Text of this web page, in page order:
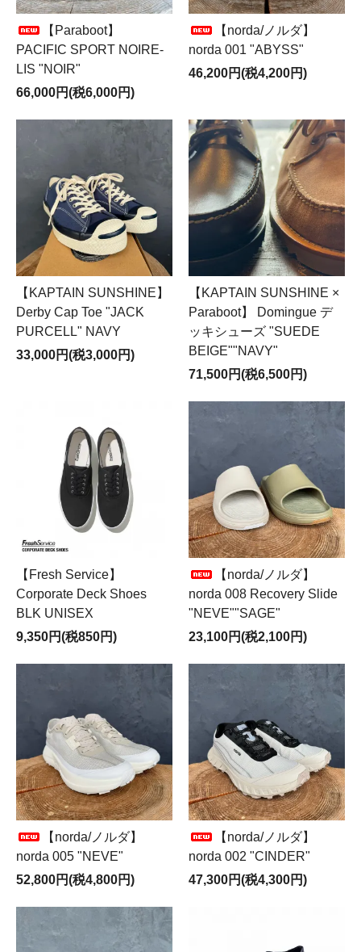
【Paraboot】
PACIFIC SPORT NOIRE-
LIS "NOIR"
66,000円(税6,000円)
【norda/ノルダ】
norda 001 "ABYSS"
46,200円(税4,200円)
【KAPTAIN SUNSHINE】
Derby Cap Toe "JACK
PURCELL" NAVY
33,000円(税3,000円)
【KAPTAIN SUNSHINE ×
Paraboot】 Domingue デ
ッキシューズ "SUEDE
BEIGE""NAVY"
71,500円(税6,500円)
【Fresh Service】
Corporate Deck Shoes
BLK UNISEX
9,350円(税850円)
【norda/ノルダ】
norda 008 Recovery Slide
"NEVE""SAGE"
23,100円(税2,100円)
【norda/ノルダ】
norda 005 "NEVE"
52,800円(税4,800円)
【norda/ノルダ】
norda 002 "CINDER"
47,300円(税4,300円)